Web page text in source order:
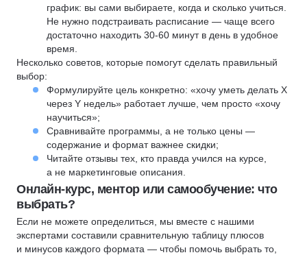
график: вы сами выбираете, когда и сколько учиться.
Не нужно подстраивать расписание — чаще всего
достаточно находить 30-60 минут в день в удобное
время.
Несколько советов, которые помогут сделать правильный
выбор:
Формулируйте цель конкретно: «хочу уметь делать X
через Y недель» работает лучше, чем просто «хочу
научиться»;
Сравнивайте программы, а не только цены —
содержание и формат важнее скидки;
Читайте отзывы тех, кто правда учился на курсе,
а не маркетинговые описания.
Онлайн-курс, ментор или самообучение: что
выбрать?
Если не можете определиться, мы вместе с нашими
экспертами составили сравнительную таблицу плюсов
и минусов каждого формата — чтобы помочь выбрать то,